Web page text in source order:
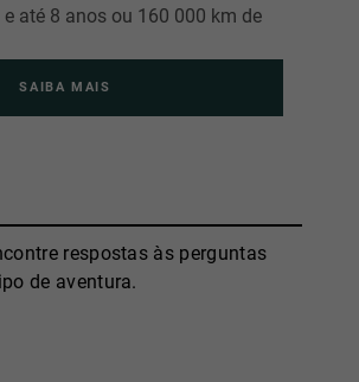
até 8 anos ou 160 000 km de
SAIBA MAIS
respostas às perguntas
de aventura.